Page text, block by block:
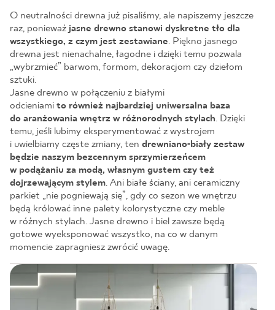
O neutralności drewna już pisaliśmy, ale napiszemy jeszcze
raz, ponieważ jasne drewno stanowi dyskretne tło dla
wszystkiego, z czym jest zestawiane. Piękno jasnego
drewna jest nienachalne, łagodne i dzięki temu pozwala
„wybrzmieć” barwom, formom, dekoracjom czy dziełom
sztuki.
Jasne drewno w połączeniu z białymi
odcieniami to również najbardziej uniwersalna baza
do aranżowania wnętrz w różnorodnych stylach. Dzięki
temu, jeśli lubimy eksperymentować z wystrojem
i uwielbiamy częste zmiany, ten drewniano-biały zestaw
będzie naszym bezcennym sprzymierzeńcem
w podążaniu za modą, własnym gustem czy też
dojrzewającym stylem. Ani białe ściany, ani ceramiczny
parkiet „nie pogniewają się”, gdy co sezon we wnętrzu
będą królować inne palety kolorystyczne czy meble
w różnych stylach. Jasne drewno i biel zawsze będą
gotowe wyeksponować wszystko, na co w danym
momencie zapragniesz zwrócić uwagę.